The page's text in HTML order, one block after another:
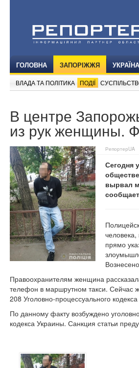
ГОЛОВНА ЗАПОРІЖЖЯ УКРАЇНА
ВЛАДА ТА ПОЛІТИКА ПОДІЇ
В центре
из рук женщины.
РепортерUA
Сегодня
вырвал
прямо
Правоохранителям женщина
телефон в маршрутном такси. Сейчас
208 Уголовно-процессуального
По данному факту возбуждено
кодекса Украины. Санкция статьи